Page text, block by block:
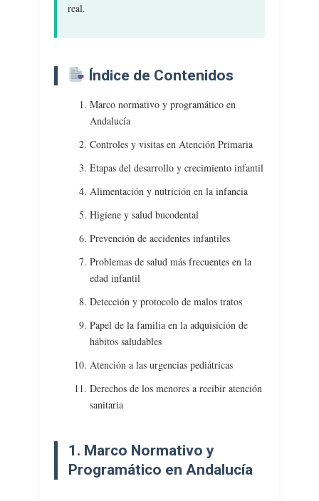
Tratos.
Papel
La
En
La
De
Hábitos
Atención
A
Las
Pediátricas.
Derechos
De
Menores
Sanitaria.
real.
Índice de Contenidos
Marco normativo y programático en
Andalucía
Controles y visitas en Atención Primaria
Etapas del desarrollo y crecimiento infantil
Alimentación y nutrición en la infancia
Higiene y salud bucodental
Prevención de accidentes infantiles
Problemas de salud más frecuentes en la
edad infantil
Detección y protocolo de malos tratos
Papel de la familia en la adquisición de
hábitos saludables
Atención a las urgencias pediátricas
Derechos de los menores a recibir atención
sanitaria
1. Marco Normativo y
Programático en Andalucía